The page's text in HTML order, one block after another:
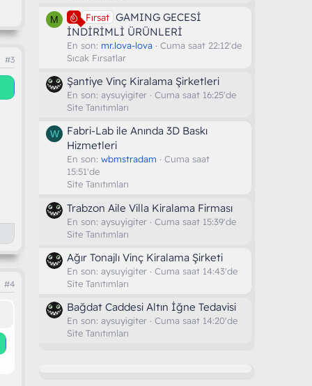
#3
#4
M Fırsat GAMING GECESİ
İNDİRİMLİ ÜRÜNLERİ
En son: mr.lova-lova
Cuma saat 22:12'de
Sıcak Fırsatlar
Şantiye Vinç Kiralama Şirketleri
En son: aysuyigiter
Cuma saat 16:25'de
Site Tanıtımları
W
Fabri-Lab ile Anında 3D Baskı
Hizmetleri
En son: wbmstradam
Cuma saat
15:51'de
Site Tanıtımları
Trabzon Aile Villa Kiralama Firması
En son: aysuyigiter
Cuma saat 15:39'de
Site Tanıtımları
Ağır Tonajlı Vinç Kiralama Şirketi
En son: aysuyigiter
Cuma saat 14:43'de
Site Tanıtımları
Bağdat Caddesi Altın İğne Tedavisi
En son: aysuyigiter
Cuma saat 14:20'de
Site Tanıtımları